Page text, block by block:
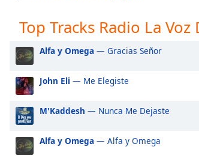
subtitles
settings
opens
settings
dialog
subtitles
off
selected
Top Tracks Radio La Voz
Alfa y Omega — Gracias Señor
John Eli — Me Elegiste
M'Kaddesh — Nunca Me Dejaste
Alfa y Omega — Alfa y Omega